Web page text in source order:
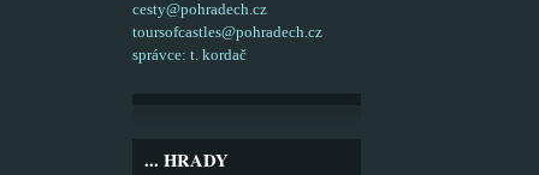
cesty@pohradech.cz
toursofcastles@pohradech.cz
správce: t. kordač
... HRADY